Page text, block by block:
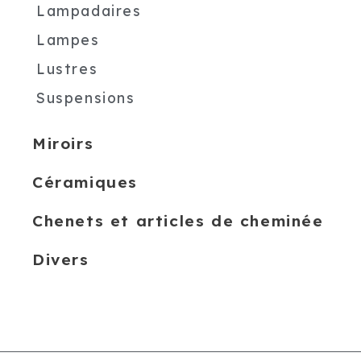
Lampadaires
Lampes
Lustres
Suspensions
Miroirs
Céramiques
Chenets et articles de cheminée
Divers